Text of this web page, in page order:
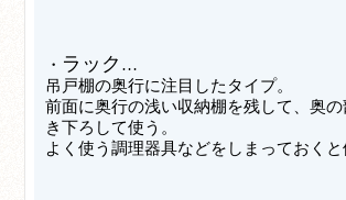
・ ラック …
吊戸棚の奥行に注目したタイプ。
前面に奥行の浅い収納棚を残して、奥の
き下ろして使う。
よく使う調理器具などをしまっておくと